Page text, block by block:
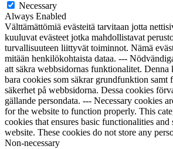
Necessary
Always Enabled
Välttämättömiä evästeitä tarvitaan jotta
kuuluvat evästeet jotka mahdollistavat
turvallisuuteen liittyvät toiminnot. Nämä
mitään henkilökohtaista dataa. ---
att säkra webbsidornas funktionalitet. Denna
bara cookies som säkrar grundfunktion samt
säkerhet på webbsidorna. Dessa cookies
gällande persondata. --- Necessary cookies
for the website to function properly. This
cookies that ensures basic functionalities
website. These cookies do not store any
Non-necessary